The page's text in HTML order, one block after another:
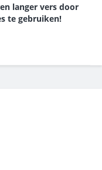
langer vers door
te gebruiken!